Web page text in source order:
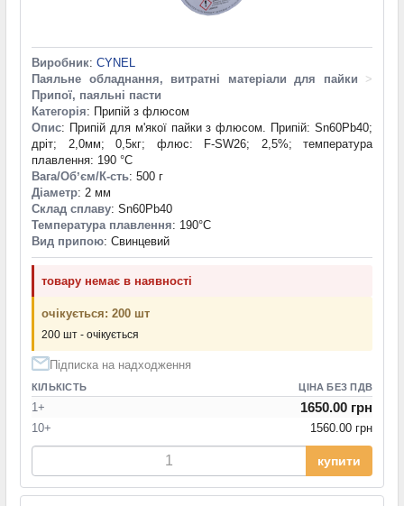
Виробник: CYNEL
Паяльне обладнання, витратні матеріали для пайки
>
Припої, паяльні пасти
Категорія: Припій з флюсом
Опис: Припій для м'якої пайки з флюсом. Припій: Sn60Pb40;
дріт; 2,0мм; 0,5кг; флюс: F-SW26; 2,5%; температура
плавлення: 190 °С
Вага/Обʼєм/К-сть: 500 г
Діаметр: 2 мм
Склад сплаву: Sn60Pb40
Температура плавлення: 190°С
Вид припою: Свинцевий
товару немає в наявності
очікується: 200 шт
200 шт - очікується
Підписка на надходження
КІЛЬКІСТЬ ЦІНА БЕЗ ПДВ
1+ 1650.00 грн
10+ 1560.00 грн
купити